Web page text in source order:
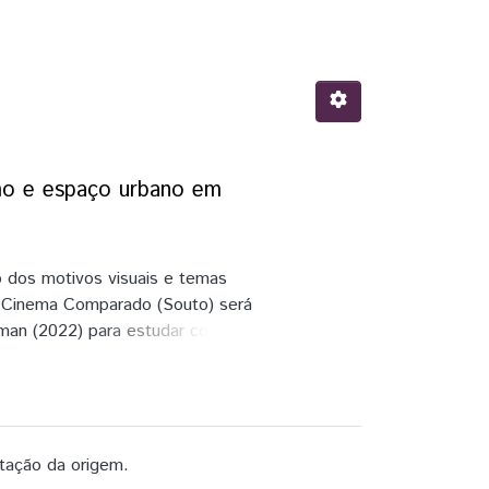
e espaço urbano em
motivos visuais e temas
Comparado (Souto) será
(2022) para estudar como as
criminalidade, observando,
da origem.